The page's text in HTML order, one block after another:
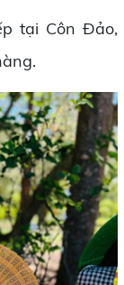
tại Côn Đảo,